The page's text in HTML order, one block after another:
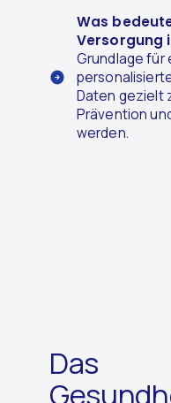
Was
Versorgung
Grundlage für
Daten gezielt
Prävention
werden.
Das